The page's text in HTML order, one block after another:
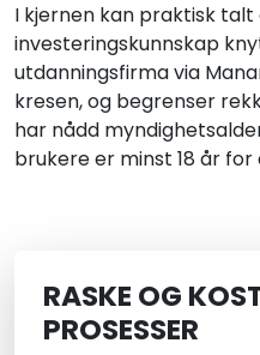
I kjernen kan praktisk
investeringskunnskap
utdanningsfirma via
kresen, og begrenser
har nådd
brukere er minst 18 år
RASKE OG
PROSESSER